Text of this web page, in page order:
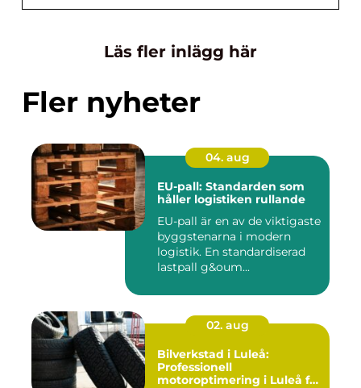
Läs fler inlägg här
Fler nyheter
04. aug
EU-pall: Standarden som
håller logistiken rullande
EU-pall är en av de viktigaste
byggstenarna i modern
logistik. En standardiserad
lastpall g&oum...
02. aug
Bilverkstad i Luleå:
Professionell
motoroptimering i Luleå för